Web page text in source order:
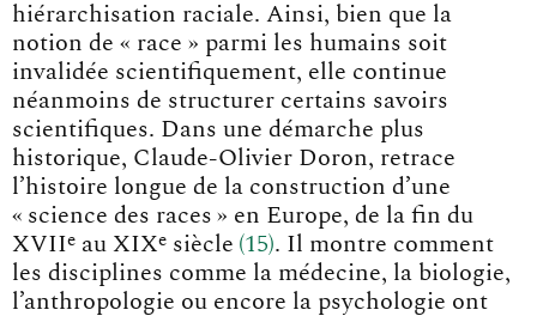
hiérarchisation raciale. Ainsi, bien que la
notion de « race » parmi les humains soit
invalidée scientifiquement, elle continue
néanmoins de structurer certains savoirs
scientifiques. Dans une démarche plus
historique, Claude-Olivier Doron, retrace
l’histoire longue de la construction d’une
« science des races » en Europe, de la fin du
XVIIe au XIXe siècl e 15 . Il montre comment
les disciplines comme la médecine, la biologie,
l’anthropologie ou encore la psychologie ont